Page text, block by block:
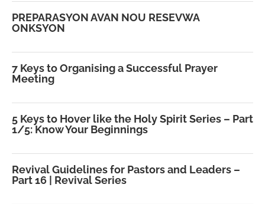
PREPARASYON AVAN NOU RESEVWA
ONKSYON
7 Keys to Organising a Successful Prayer
Meeting
5 Keys to Hover like the Holy Spirit Series – Part
1/5: Know Your Beginnings
Revival Guidelines for Pastors and Leaders –
Part 16 | Revival Series